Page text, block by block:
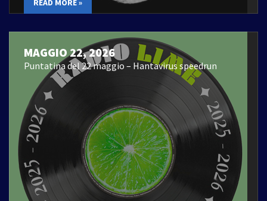
READ MORE »
MAGGIO 22, 2026
Puntatina del 22 maggio – Hantavirus speedrun